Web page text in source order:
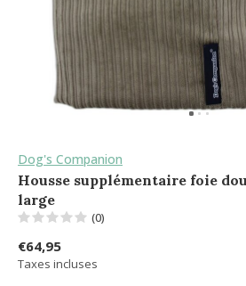
Dog's Companion
Housse supplémentaire foie
large
(0)
€64,95
Taxes incluses